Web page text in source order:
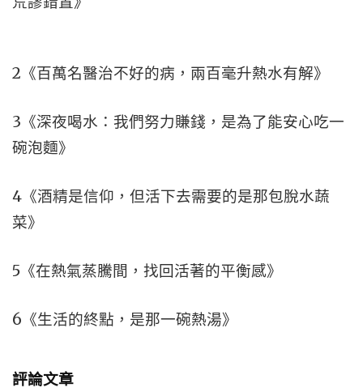
2《百萬名醫治不好的病，兩百毫升熱水有解》
3《深夜喝水：我們努力賺錢，是為了能安心吃一
碗泡麵》
4《酒精是信仰，但活下去需要的是那包脫水蔬
菜》
5《在熱氣蒸騰間，找回活著的平衡感》
6《生活的終點，是那一碗熱湯》
評論文章